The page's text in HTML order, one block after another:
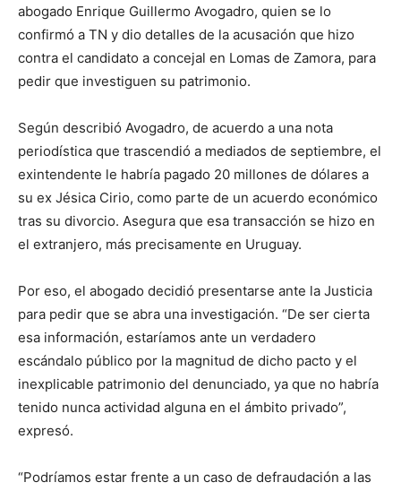
abogado Enrique Guillermo Avogadro, quien se lo
confirmó a TN y dio detalles de la acusación que hizo
contra el candidato a concejal en Lomas de Zamora, para
pedir que investiguen su patrimonio.
Según describió Avogadro, de acuerdo a una nota
periodística que trascendió a mediados de septiembre, el
exintendente le habría pagado 20 millones de dólares a
su ex Jésica Cirio, como parte de un acuerdo económico
tras su divorcio. Asegura que esa transacción se hizo en
el extranjero, más precisamente en Uruguay.
Por eso, el abogado decidió presentarse ante la Justicia
para pedir que se abra una investigación. “De ser cierta
esa información, estaríamos ante un verdadero
escándalo público por la magnitud de dicho pacto y el
inexplicable patrimonio del denunciado, ya que no habría
tenido nunca actividad alguna en el ámbito privado”,
expresó.
“Podríamos estar frente a un caso de defraudación a las